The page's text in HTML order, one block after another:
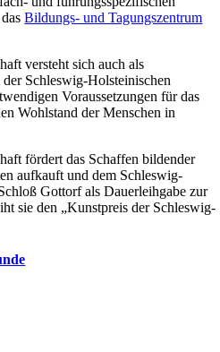
dasBildungs- und Tagungszentrum
versteht sich auch als
Schleswig-Holsteinischen
Voraussetzungen für das
Wohlstand der Menschen in
fördert das Schaffen bildender
aufkauft und dem Schleswig-
Gottorf als Dauerleihgabe zur
sie den „Kunstpreis der Schleswig-